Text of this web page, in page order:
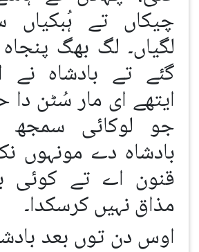
چیکاں تے ہُبکیاں
لگیاں۔ لگ بھگ
گئے تے بادشاہ نے
ایتھے ای مار سُٹن دا
جو لوکائی
بادشاہ دے مونہوں
قنون اے تے کوئی
مذاق نہیں کرسکدا۔
اوس دن توں بعد